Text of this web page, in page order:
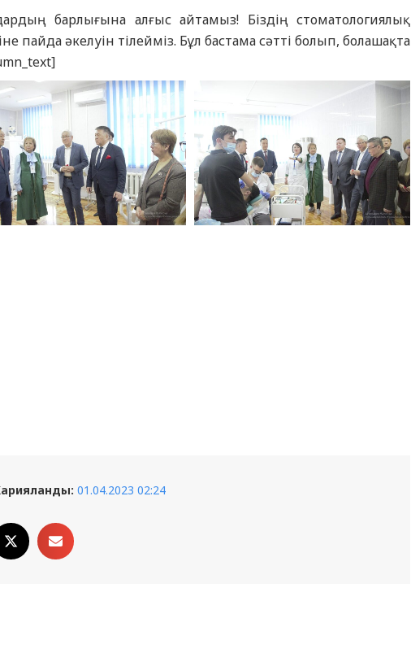
барлығына алғыс айтамыз! Біздің стоматологиялық
пайда әкелуін тілейміз. Бұл бастама сәтті болып, болашақта
01.04.2023 02:24